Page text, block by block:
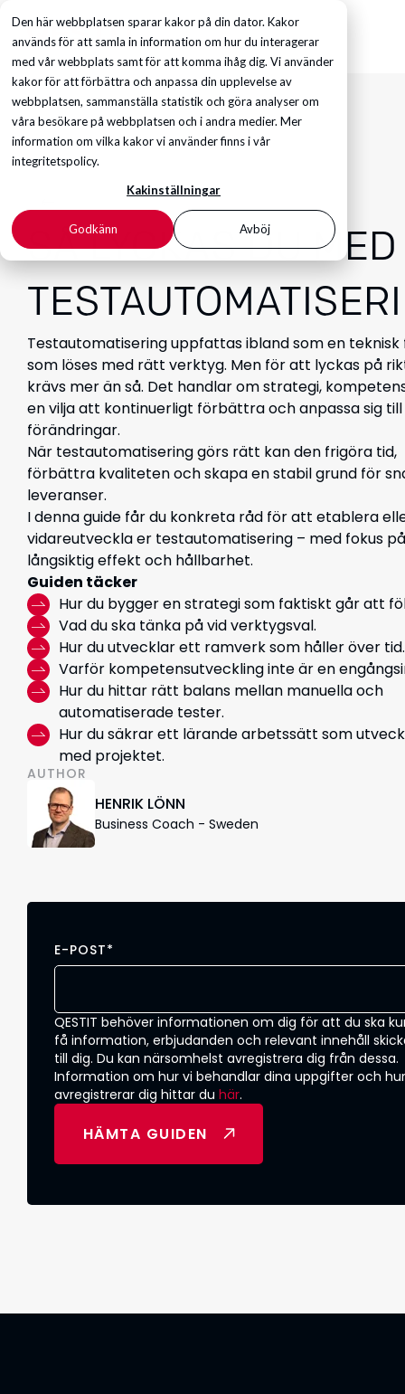
Den här webbplatsen sparar kakor på din dator. Kakor
används för att samla in information om hur du interagerar
med vår webbplats samt för att komma ihåg dig. Vi använder
kakor för att förbättra och anpassa din upplevelse av
webbplatsen, sammanställa statistik och göra analyser om
våra besökare på webbplatsen och i andra medier. Mer
information om vilka kakor vi använder finns i vår
integritetspolicy.
Kakinställningar
Godkänn Avböj
SÅ LYCKAS DU MED
Testautomatisering uppfattas ibland som en teknisk
som löses med rätt verktyg. Men för att lyckas på
krävs mer än så. Det handlar om strategi,
en vilja att kontinuerligt förbättra och anpassa sig till
förändringar.
När testautomatisering görs rätt kan den frigöra tid,
förbättra kvaliteten och skapa en stabil grund för
leveranser.
I denna guide får du konkreta råd för att etablera
vidareutveckla er testautomatisering – med fokus på
långsiktig effekt och hållbarhet.
Guiden täcker
Hur du bygger en strategi som faktiskt går att
Vad du ska tänka på vid verktygsval.
Hur du utvecklar ett ramverk som håller över tid.
Varför kompetensutveckling inte är en
Hur du hittar rätt balans mellan manuella och
automatiserade tester.
Hur du säkrar ett lärande arbetssätt som
med projektet.
AUTHOR
HENRIK LÖNN
Business Coach - Sweden
E-POST*
QESTIT behöver informationen om dig för att du ska
få information, erbjudanden och relevant innehåll
till dig. Du kan närsomhelst avregistrera dig från dessa.
Information om hur vi behandlar dina uppgifter och
avregistrerar dig hittar du här.